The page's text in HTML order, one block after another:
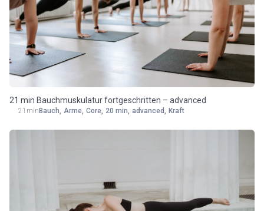
21 min Bauchmuskulatur fortgeschritten – advanced
21min Bauch, Arme, Core, 20 min, advanced, Kraft